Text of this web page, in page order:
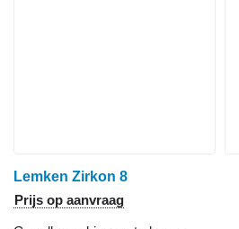
Lemken Zirkon 8
Prijs op aanvraag